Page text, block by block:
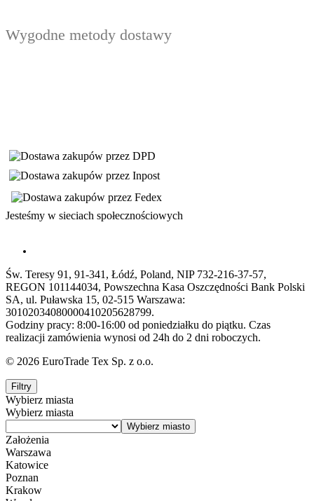
Wygodne metody dostawy
Jesteśmy w sieciach społecznościowych
Św. Teresy 91, 91-341, Łódź, Poland, NIP 732-216-37-57,
REGON 101144034, Powszechna Kasa Oszczędności Bank Polski
SA, ul. Puławska 15, 02-515 Warszawa:
30102034080000410205628799.
Godziny pracy: 8:00-16:00 od poniedziałku do piątku. Czas
realizacji zamówienia wynosi od 24h do 2 dni roboczych.
© 2026 EuroTrade Tex Sp. z o.o.
Filtry
Wybierz miasta
Wybierz miasta
Założenia
Warszawa
Katowice
Poznan
Krakow